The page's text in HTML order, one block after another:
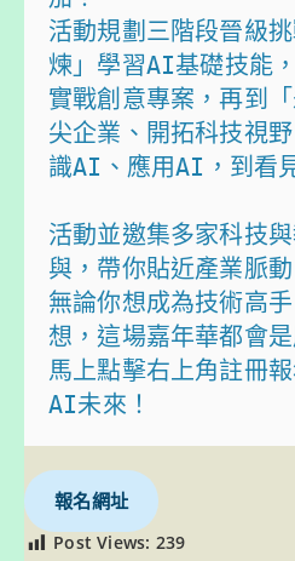
活動規劃三階段晉級
煉」學習AI基礎技能
實戰創意專案，再到
尖企業、開拓科技視
識AI、應用AI，到看
活動並邀集多家科技
與，帶你貼近產業脈
無論你想成為技術高
想，這場嘉年華都會
馬上點擊右上角註冊
AI未來！
報名網址
Post Views: 239